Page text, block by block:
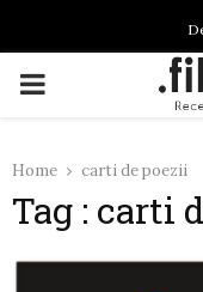
PRIMARY
Home carti de poezii
Tag : carti